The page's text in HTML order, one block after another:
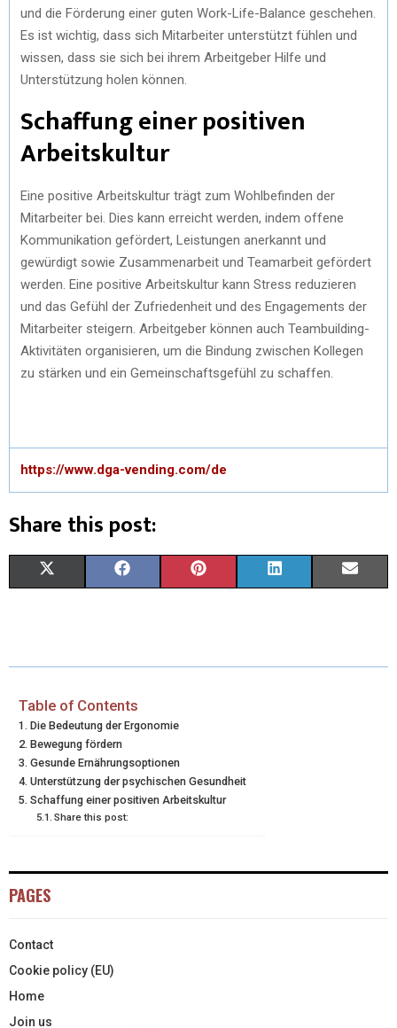
und die Förderung einer guten Work-Life-Balance geschehen.
Es ist wichtig, dass sich Mitarbeiter unterstützt fühlen und
wissen, dass sie sich bei ihrem Arbeitgeber Hilfe und
Unterstützung holen können.
Schaffung einer positiven
Arbeitskultur
Eine positive Arbeitskultur trägt zum Wohlbefinden der
Mitarbeiter bei. Dies kann erreicht werden, indem offene
Kommunikation gefördert, Leistungen anerkannt und
gewürdigt sowie Zusammenarbeit und Teamarbeit gefördert
werden. Eine positive Arbeitskultur kann Stress reduzieren
und das Gefühl der Zufriedenheit und des Engagements der
Mitarbeiter steigern. Arbeitgeber können auch Teambuilding-
Aktivitäten organisieren, um die Bindung zwischen Kollegen
zu stärken und ein Gemeinschaftsgefühl zu schaffen.
https://www.dga-vending.com/de
Share this post:
W
T
T
E
E
O
O
K
T
S
K I
Table of Contents
Die Bedeutung der Ergonomie
Bewegung fördern
Gesunde Ernährungsoptionen
Unterstützung der psychischen Gesundheit
Schaffung einer positiven Arbeitskultur
Share this post:
PAGES
Contact
Cookie policy (EU)
Home
Join us